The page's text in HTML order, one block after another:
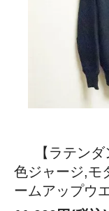
【ラテン
色ジャージ,モ
ームアップウ